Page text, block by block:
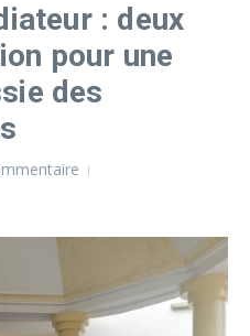
: deux
pour une
des